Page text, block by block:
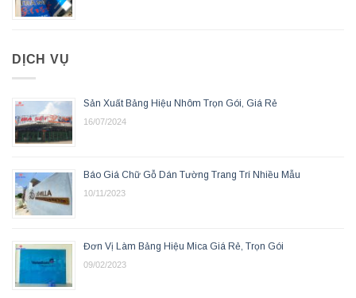
DỊCH VỤ
Sản Xuất Bảng Hiệu Nhôm Trọn Gói, Giá Rẻ
16/07/2024
Báo Giá Chữ Gỗ Dán Tường Trang Trí Nhiều Mẫu
10/11/2023
Đơn Vị Làm Bảng Hiệu Mica Giá Rẻ, Trọn Gói
09/02/2023